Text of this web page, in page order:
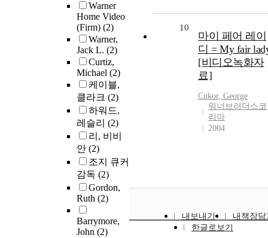
Warner
Home Video
(Firm) (2)
Warner,
Jack L. (2)
Curtiz,
Michael (2)
케이블,
클라크 (2)
하워드,
레슬리 (2)
리, 비비
안 (2)
조지 큐커
감독 (2)
Gordon,
Ruth (2)
Barrymore,
John (2)
10
마이 페어 레이
디 = My fair
[비디오녹화자
료]
Cukor, George
워너브러더스코
리아
2004
내보내기
내책장담
한글로보기